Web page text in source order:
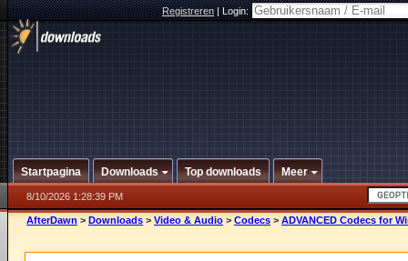
Registreren|Login:
Startpagina Downloads Top downloads Meer
8/10/2026 1:28:39 PM
AfterDawn > Downloads > Video & Audio > Codecs > ADVANCED Codecs for